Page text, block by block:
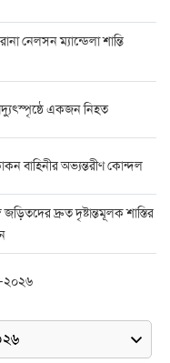
নেলসন ম্যান্ডেলা শান্তি
একজন নিহত
বাহিনীর অভ্যন্তরীণ কোন্দল
জড়িতদের দ্রুত দৃষ্টান্তমূলক শাস্তির
গুলি, মাদক ও নগদ অর্থ উদ্ধার,